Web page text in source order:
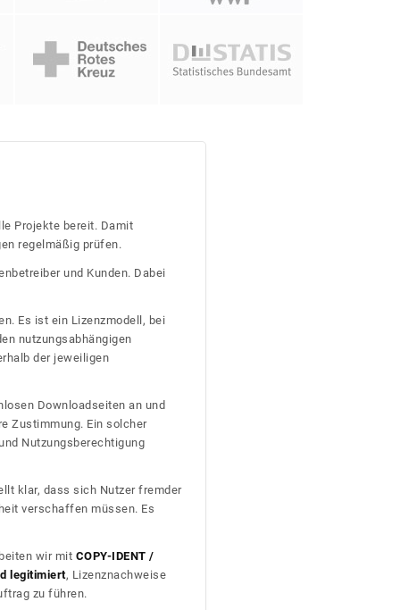
Projekte bereit. Damit
regelmäßig prüfen.
und Kunden. Dabei
Es ist ein Lizenzmodell, bei
nutzungsabhängigen
der jeweiligen
Downloadseiten an und
Zustimmung. Ein solcher
Nutzungsberechtigung
klar, dass sich Nutzer fremder
verschaffen müssen. Es
wir mit COPY-IDENT /
legitimiert, Lizenznachweise
zu führen.